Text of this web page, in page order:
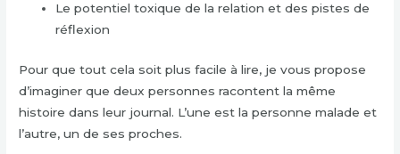
Le potentiel toxique de la relation et des pistes de
réflexion
Pour que tout cela soit plus facile à lire, je vous propose
d’imaginer que deux personnes racontent la même
histoire dans leur journal. L’une est la personne malade et
l’autre, un de ses proches.